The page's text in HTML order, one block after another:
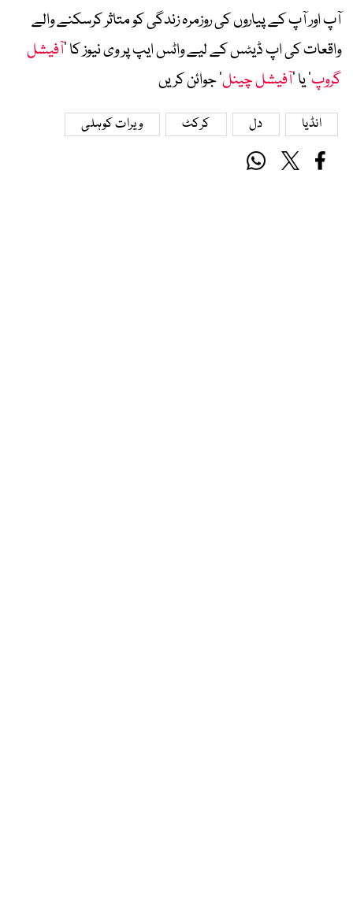
آپ اور آپ کے پیاروں کی روزمرہ زندگی کو متاثر کرسکنے والے
واقعات کی اپ ڈیٹس کے لیے واٹس ایپ پر وی نیوز کا ’آفیشل
گروپ‘ یا ’آفیشل چینل‘ جوائن کریں
انڈیا دل کرکٹ ویرات کوہلی